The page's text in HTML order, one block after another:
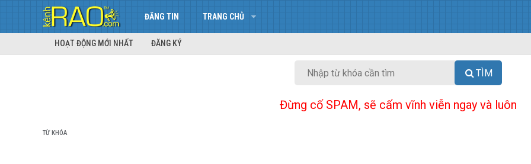
ĐĂNG TIN TRANG CHỦ
HOẠT ĐỘNG MỚI NHẤT ĐĂNG KÝ
TÌM
Đừng cố SPAM, sẽ cấm vĩnh viễn ngay và luôn
TỪ KHÓA